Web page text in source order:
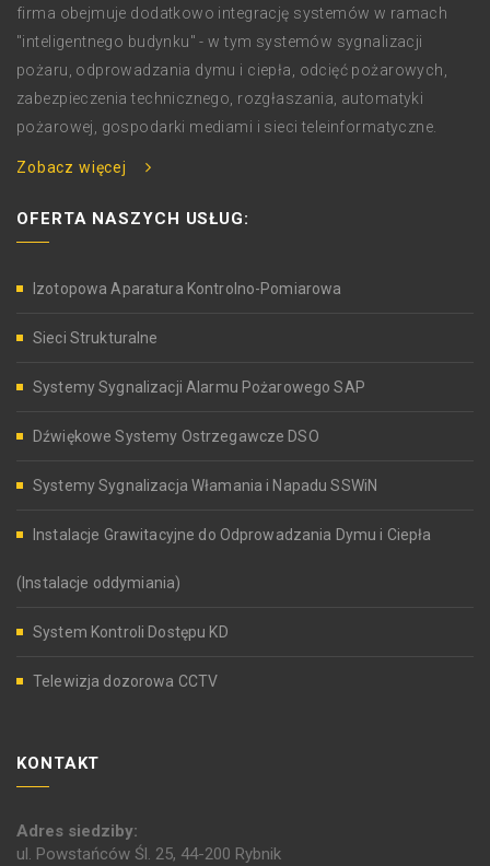
firma obejmuje dodatkowo integrację systemów w ramach
"inteligentnego budynku" - w tym systemów sygnalizacji
pożaru, odprowadzania dymu i ciepła, odcięć pożarowych,
zabezpieczenia technicznego, rozgłaszania, automatyki
pożarowej, gospodarki mediami i sieci teleinformatyczne.
Zobacz więcej
OFERTA NASZYCH USŁUG:
Izotopowa Aparatura Kontrolno-Pomiarowa
Sieci Strukturalne
Systemy Sygnalizacji Alarmu Pożarowego SAP
Dźwiękowe Systemy Ostrzegawcze DSO
Systemy Sygnalizacja Włamania i Napadu SSWiN
Instalacje Grawitacyjne do Odprowadzania Dymu i Ciepła
(Instalacje oddymiania)
System Kontroli Dostępu KD
Telewizja dozorowa CCTV
KONTAKT
Adres siedziby:
ul. Powstańców Śl. 25, 44-200 Rybnik